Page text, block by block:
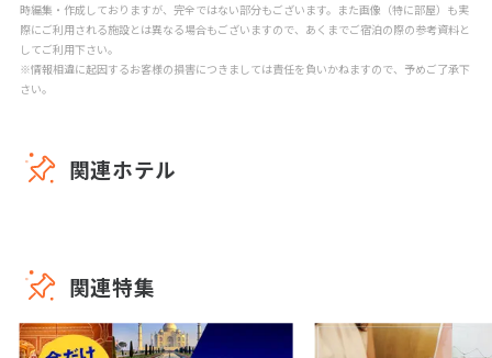
時編集・作成しておりますが、完全ではない部分もございます。また画像（特に部屋）も実
際にご利用される施設とは異なる場合もございますので、あくまでご宿泊の際の参考資料と
してご利用下さい。
※情報相違に起因するお客様の損害につきましては責任を負いかねますので、予めご了承下
さい。
関連ホテル
関連特集